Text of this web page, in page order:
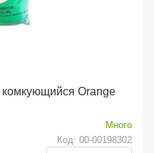
Много
Код: 00-00198302